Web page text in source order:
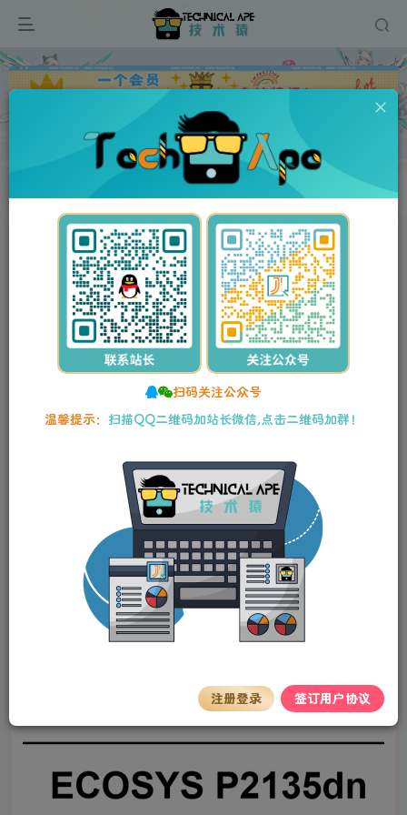
广告
维修资料 京瓷KYOCERA 正文
京瓷 ECOSYS P2135dn 2135 黑白激光打印机中文维修手册
此内容为付费资源，请付费后查看
Y币5 Y币10
【VIP】普通会员 Y币3 【SVIP】至尊会员
立即购买
您当前未登录！建议登录后购买，可保存购买订单。
本站资源均为作者特供和网友推荐收集整理而来，仅供学习和研究使
用，请在下载后24小时内删除，谢谢合作！
京瓷 ECOSYS P2135dn 2135 黑白激光打印机
stalker
2年前更新
关注
京瓷 ECOSYS P2135dn 2135
光打印机中文维修手册
扫码关注公众号
温馨提示： 扫描QQ二维码加站长微信,点击二维码加群！
注册登录 签订用户协议